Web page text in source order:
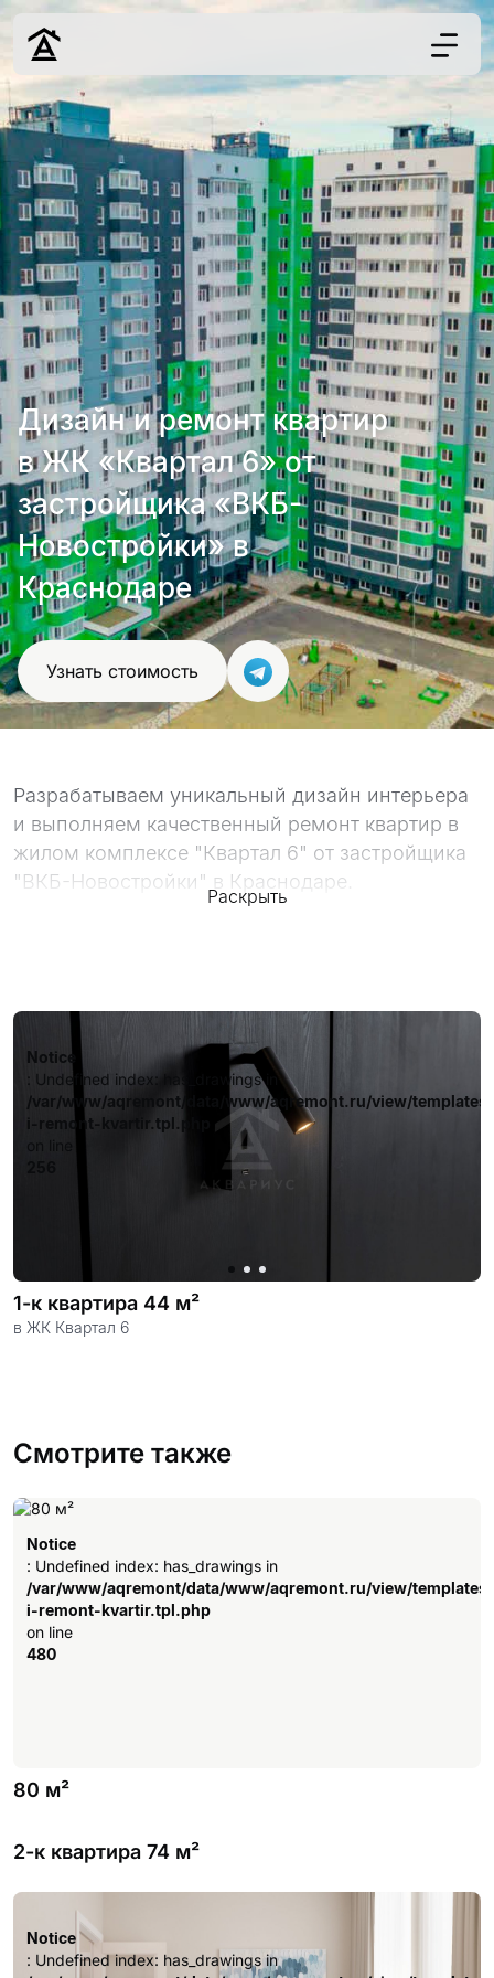
Дизайн
Ремонт
Цены
Наши работы
О нас
Контакты
г. Краснодар
8 (861) 945-12-
34
Обсудить
проект
Дизайн и ремонт квартир
в ЖК «Квартал 6» от
застройщика «ВКБ-
Новостройки» в
Краснодаре
Узнать стоимость
Разрабатываем уникальный дизайн интерьера
и выполняем качественный ремонт квартир в
жилом комплексе "Квартал 6" от застройщика
"ВКБ-Новостройки" в Краснодаре.
довольных клиентов.
Раскрыть
Notice
: Undefined index: has_drawings in
/var/www/aqremont/data/www/aqremont.ru/view/
i-remont-kvartir.tpl.php
on line
1-к квартира 44 м²
в ЖК Квартал 6
Смотрите также
Notice
: Undefined index: has_drawings in
/var/www/aqremont/data/www/aqremont.ru/view/
i-remont-kvartir.tpl.php
on line
480
80 м²
: Undefined index: has_drawings in
/var/www/aqremont/data/www/aqremont.ru/view/
i-remont-kvartir.tpl.php
on line
2-к квартира 74 м²
Notice
: Undefined index: has_drawings in